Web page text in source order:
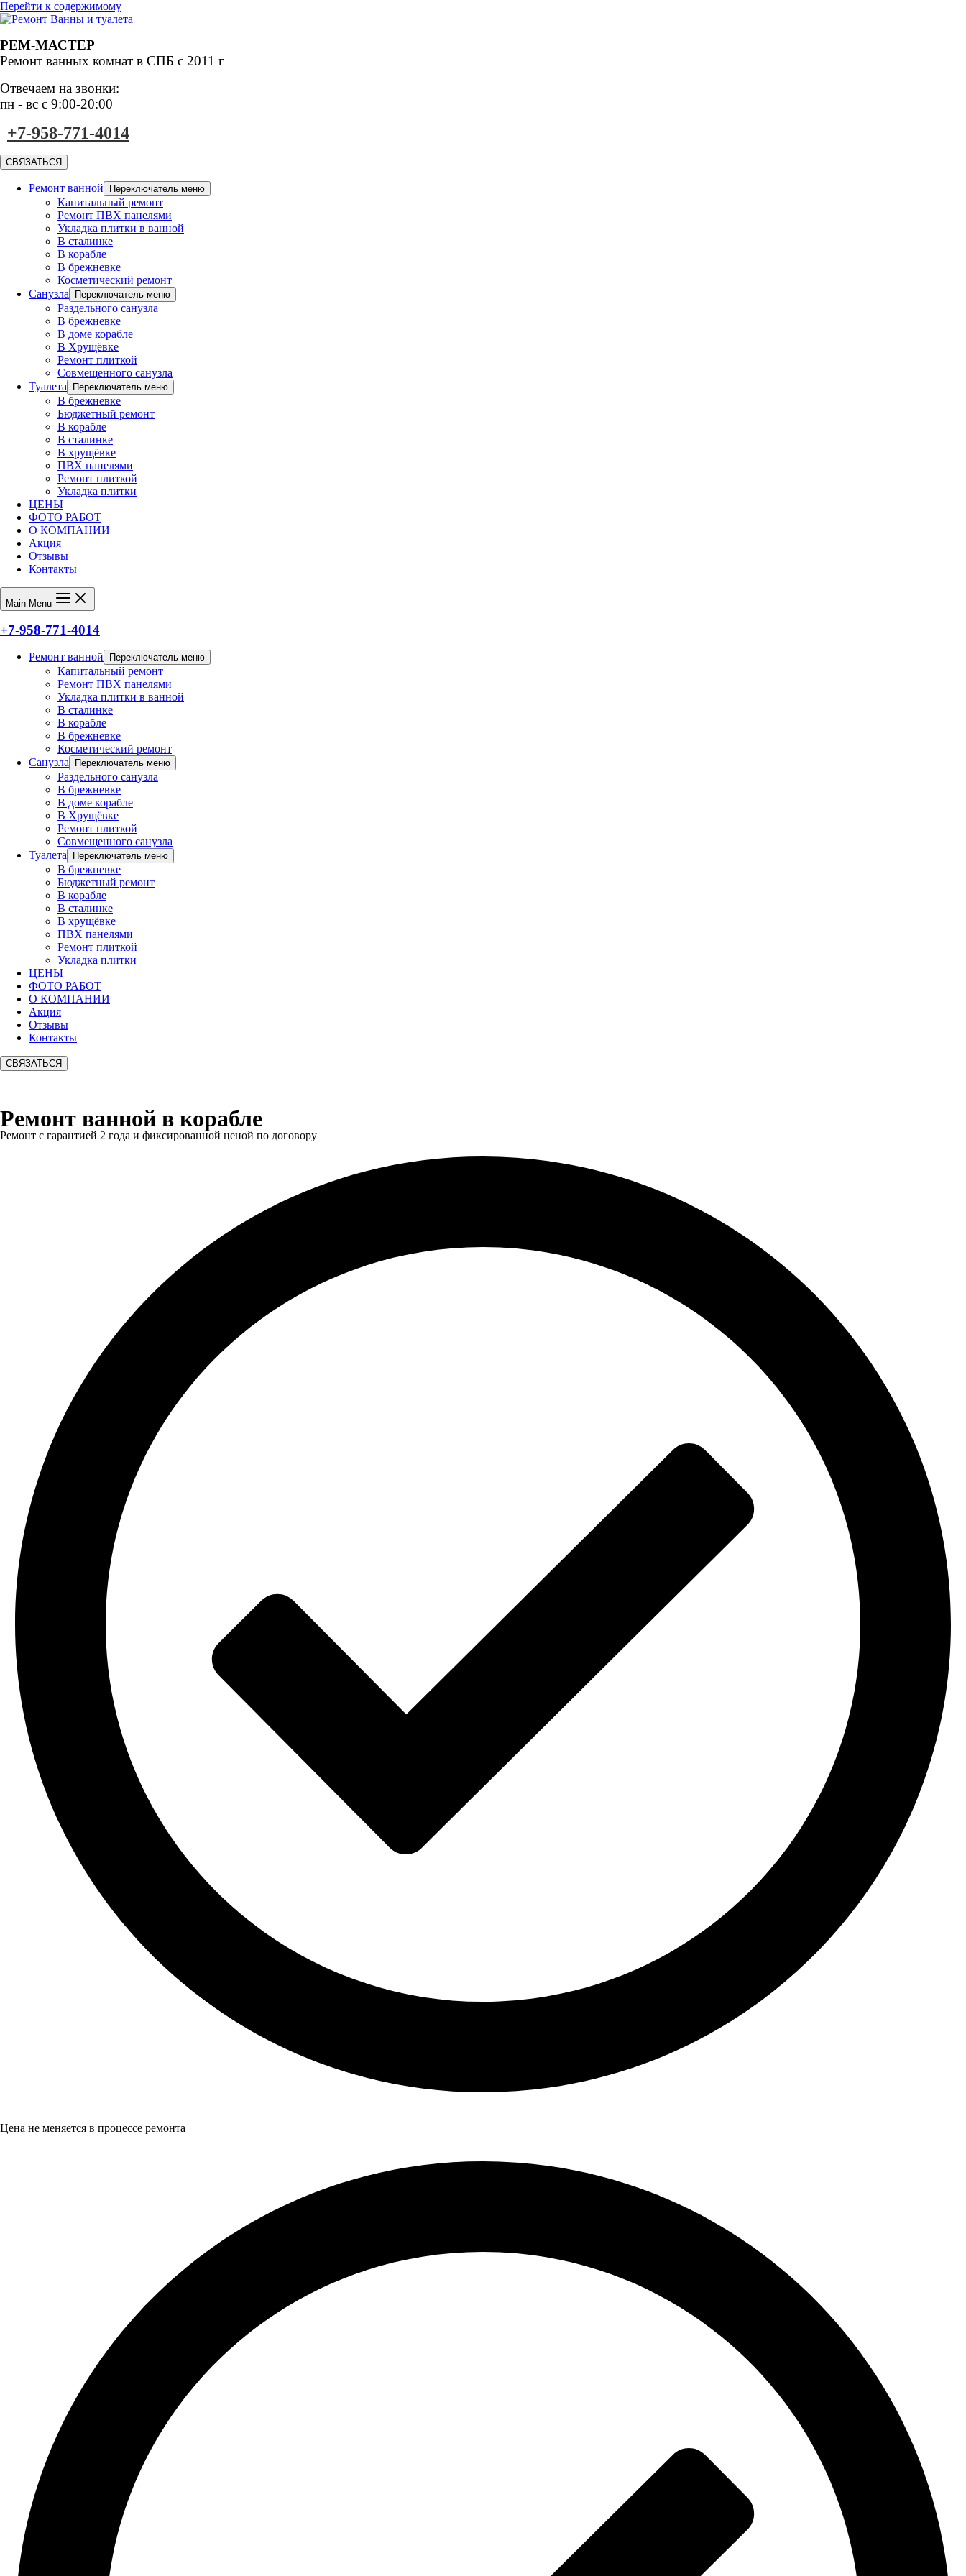
Перейти к содержимому
РЕМ-МАСТЕР
Ремонт ванных комнат в СПБ с 2011 г
Отвечаем на звонки:
пн - вс с 9:00-20:00
+7-958-771-4014
СВЯЗАТЬСЯ
Ремонт ванной Переключатель меню
Капитальный ремонт
Ремонт ПВХ панелями
Укладка плитки в ванной
В сталинке
В корабле
В брежневке
Косметический ремонт
Санузла
Переключатель меню
Раздельного санузла
В брежневке
В доме корабле
В Хрущёвке
Ремонт плиткой
Совмещенного санузла
Туалета
Переключатель меню
В брежневке
Бюджетный ремонт
В корабле
В сталинке
В хрущёвке
ПВХ панелями
Ремонт плиткой
Укладка плитки
ЦЕНЫ
ФОТО РАБОТ
О КОМПАНИИ
Акция
Отзывы
Контакты
Main Menu
+7-958-771-4014
Ремонт ванной Переключатель меню
Капитальный ремонт
Ремонт ПВХ панелями
Укладка плитки в ванной
В сталинке
В корабле
В брежневке
Косметический ремонт
Санузла
Переключатель меню
Раздельного санузла
В брежневке
В доме корабле
В Хрущёвке
Ремонт плиткой
Совмещенного санузла
Туалета
Переключатель меню
В брежневке
Бюджетный ремонт
В корабле
В сталинке
В хрущёвке
ПВХ панелями
Ремонт плиткой
Укладка плитки
ЦЕНЫ
ФОТО РАБОТ
О КОМПАНИИ
Акция
Отзывы
Контакты
СВЯЗАТЬСЯ
Ремонт ванной в корабле
Ремонт с гарантией 2 года и фиксированной ценой по договору
Цена не меняется в процессе ремонта